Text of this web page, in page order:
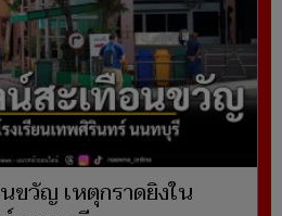
ขวัญ เหตุกราดยิงใน